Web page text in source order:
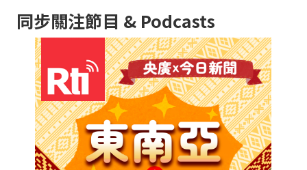
同步關注節目 & Podcasts